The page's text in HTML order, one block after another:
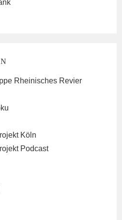
Rheinisches Revier
Köln
Podcast